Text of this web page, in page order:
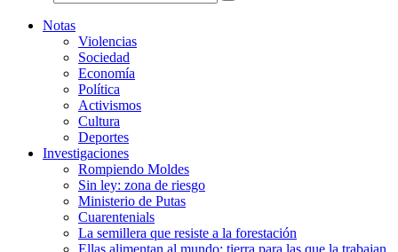
Notas
Violencias
Sociedad
Economía
Política
Activismos
Cultura
Deportes
Investigaciones
Rompiendo Moldes
Sin ley: zona de riesgo
Ministerio de Putas
Cuarentenials
La semillera que resiste a la forestación
Ellas alimentan al mundo: tierra para las que la trabajan